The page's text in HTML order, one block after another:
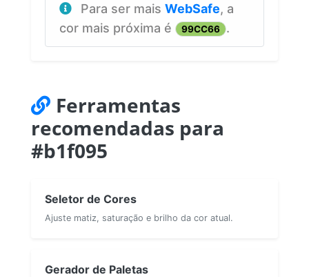
Para ser mais WebSafe, a
cor mais próxima é
99CC66 .
Ferramentas
recomendadas para
#b1f095
Seletor de Cores
Ajuste matiz, saturação e brilho da cor atual.
Gerador de Paletas